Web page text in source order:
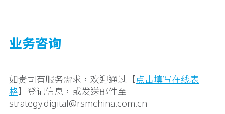
业务咨询
如贵司有服务需求，欢迎通过【点击填写在线表
格】登记信息，或发送邮件至
strategy.digital@rsmchina.com.cn